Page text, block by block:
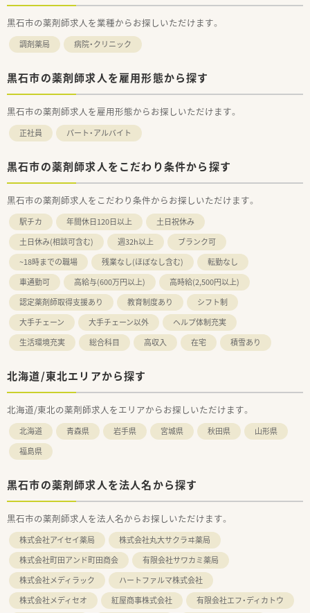
黒石市の薬剤師求人を業種からお探しいただけます。
調剤薬局 病院・クリニック
黒石市の薬剤師求人を雇用形態から探す
黒石市の薬剤師求人を雇用形態からお探しいただけます。
正社員 パート・アルバイト
黒石市の薬剤師求人をこだわり条件から探す
黒石市の薬剤師求人をこだわり条件からお探しいただけます。
駅チカ 年間休日120日以上
土日祝休み
土日休み(相談可含む)
週32h以上
ブランク可
~18時までの職場
残業なし(ほぼなし含む)
転勤なし
車通勤可
高給与(600万円以上)
高時給(2,500円以上)
認定薬剤師取得支援あり
教育制度あり
シフト制
大手チェーン
大手チェーン以外
ヘルプ体制充実
生活環境充実
総合科目 高収入 在宅 積雪あり
北海道/東北エリアから探す
北海道/東北の薬剤師求人をエリアからお探しいただけます。
北海道 青森県 岩手県 宮城県 秋田県
山形県
福島県
黒石市の薬剤師求人を法人名から探す
黒石市の薬剤師求人を法人名からお探しいただけます。
株式会社アイセイ薬局
株式会社丸大サクラヰ薬局
株式会社町田アンド町田商会
有限会社サワカミ薬局
株式会社メディラック
ハートファルマ株式会社
株式会社メディセオ
紅屋商事株式会社
有限会社エフ・ディカトウ